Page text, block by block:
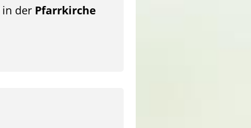
in der Pfarrkirche